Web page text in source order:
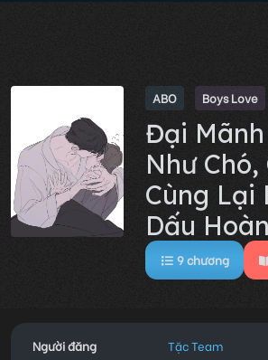
ABO Boys Love
Đại Mãnh
Như Chó,
Cùng Lại
Dấu
9chương
Người đăng
Tặc Team